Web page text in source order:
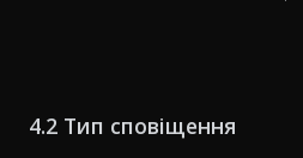
4.2 Тип сповіщення